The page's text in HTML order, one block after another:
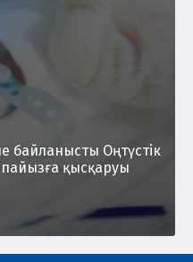
байланысты Оңтүстік
қысқаруы